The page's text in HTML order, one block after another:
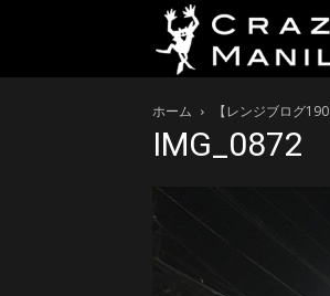
ホーム 【レンジブログ
IMG_0872